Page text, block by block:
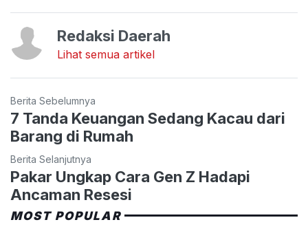
Redaksi Daerah
Lihat semua artikel
Berita Sebelumnya
7 Tanda Keuangan Sedang Kacau dari
Barang di Rumah
Berita Selanjutnya
Pakar Ungkap Cara Gen Z Hadapi
Ancaman Resesi
MOST POPULAR